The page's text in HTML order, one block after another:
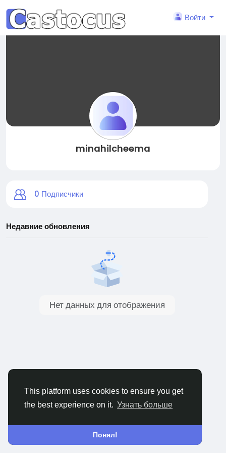
This platform uses cookies to ensure you get
the best experience on it. Узнать больше
Понял!
Войти
minahilcheema
0 Подписчики
Недавние обновления
Нет данных для отображения